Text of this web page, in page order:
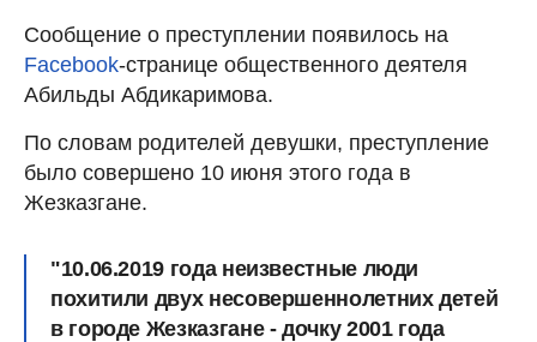
Сообщение о преступлении появилось на
Facebook-странице общественного деятеля
Абильды Абдикаримова.
По словам родителей девушки, преступление
было совершено 10 июня этого года в
Жезказгане.
"10.06.2019 года неизвестные люди
похитили двух несовершеннолетних детей
в городе Жезказгане - дочку 2001 года